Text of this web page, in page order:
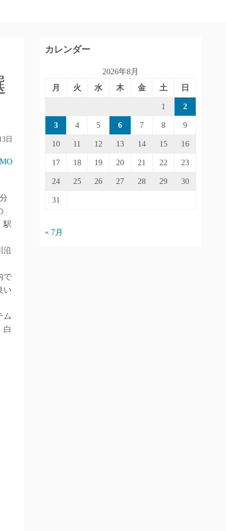
日
駅
沿
で
い
ム
白
カレンダー
2026年8月
月
火 水 木 金 土 日
1 2
3 4 5 6 7 8 9
10 11 12 13 14 15 16
17 18 19 20 21 22 23
24 25 26 27 28 29 30
31
« 7月